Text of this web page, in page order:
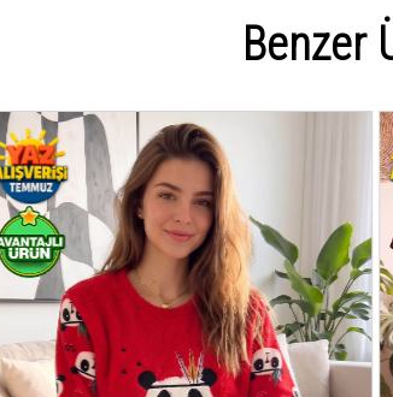
Benzer